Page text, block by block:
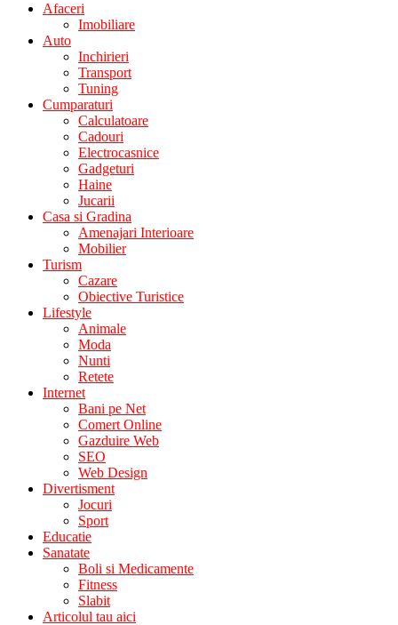
Afaceri
Imobiliare
Auto
Inchirieri
Transport
Tuning
Cumparaturi
Calculatoare
Cadouri
Electrocasnice
Gadgeturi
Haine
Jucarii
Casa si Gradina
Amenajari Interioare
Mobilier
Turism
Cazare
Obiective Turistice
Lifestyle
Animale
Moda
Nunti
Retete
Internet
Bani pe Net
Comert Online
Gazduire Web
SEO
Web Design
Divertisment
Jocuri
Sport
Educatie
Sanatate
Boli si Medicamente
Fitness
Slabit
Articolul tau aici